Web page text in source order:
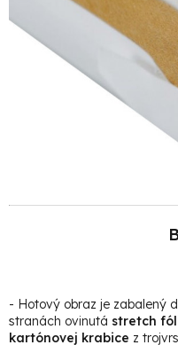
- Hotový obraz je zabalený
stranách ovinutá stretch
kartónovej krabice z